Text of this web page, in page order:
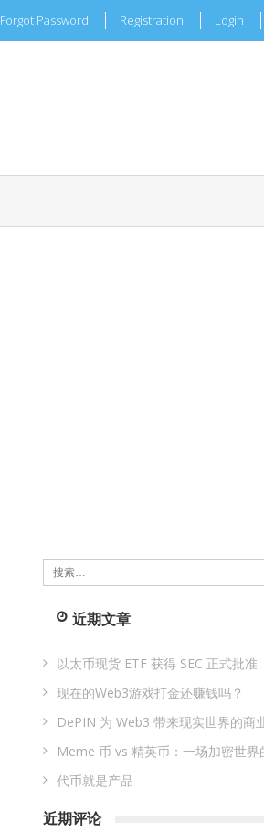
Forgot Password Registration Login
搜
索：
近期文章
以太币现货 ETF 获得 SEC 正式批准
现在的Web3游戏打金还赚钱吗？
DePIN 为 Web3 带来现实世界的商
Meme 币 vs 精英币：一场加密世界
代币就是产品
近期评论